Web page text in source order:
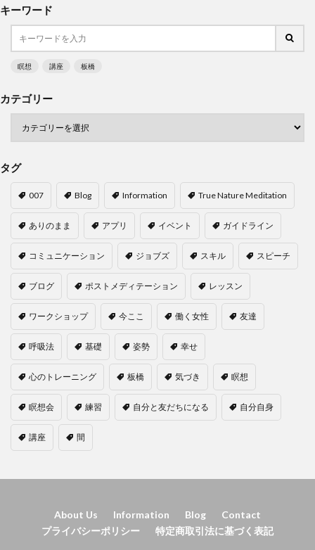
キーワード
瞑想 講座 板橋
カテゴリー
タグ
007 Blog Information True Nature Meditation
ありのまま アプリ イベント ガイドライン
コミュニケーション ジョブズ スキル スピーチ
ブログ ポストメディテーション レッスン
ワークショップ 今ここ 働く女性 友達
呼吸法 基礎 姿勢 幸せ
心のトレーニング 板橋 気づき 瞑想
瞑想会 練習 自分と友だちになる 自分自身
講座 間
About Us Information Blog
Contact
プライバシーポリシー
特定商取引法に基づく表記